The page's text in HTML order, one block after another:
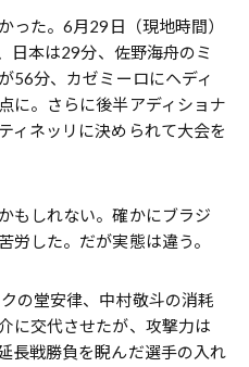
った。6月29日（現地時間）
日本は29分、佐野海舟のミ
56分、カゼミーロにヘディ
に。さらに後半アディショナ
ィネッリに決められて大会を
もしれない。確かにブラジ
労した。だが実態は違う。
の堂安律、中村敬斗の消耗
に交代させたが、攻撃力は
長戦勝負を睨んだ選手の入れ